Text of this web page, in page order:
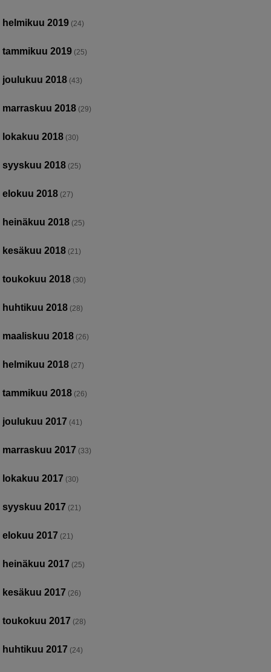
helmikuu 2019 (24)
tammikuu 2019 (25)
joulukuu 2018 (43)
marraskuu 2018 (29)
lokakuu 2018 (30)
syyskuu 2018 (25)
elokuu 2018 (27)
heinäkuu 2018 (25)
kesäkuu 2018 (21)
toukokuu 2018 (30)
huhtikuu 2018 (28)
maaliskuu 2018 (26)
helmikuu 2018 (27)
tammikuu 2018 (26)
joulukuu 2017 (41)
marraskuu 2017 (33)
lokakuu 2017 (30)
syyskuu 2017 (21)
elokuu 2017 (21)
heinäkuu 2017 (25)
kesäkuu 2017 (26)
toukokuu 2017 (28)
huhtikuu 2017 (24)